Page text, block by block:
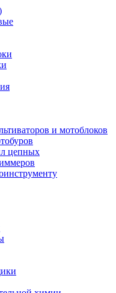
и мотоблоков
цепных